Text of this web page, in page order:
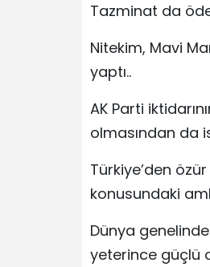
Tazminat da
Nitekim, Mavi
yaptı..
AK Parti
olmasından da
Türkiye’den
konusundaki
Dünya
yeterince güçlü